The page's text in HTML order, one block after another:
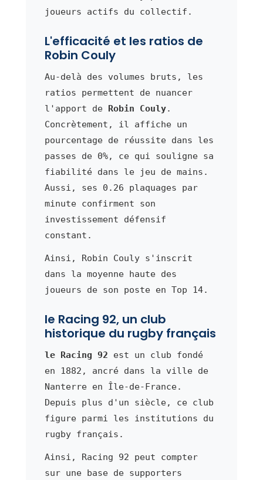
joueurs actifs du collectif.
L'efficacité et les ratios de
Robin Couly
Au-delà des volumes bruts, les
ratios permettent de nuancer
l'apport de Robin Couly.
Concrètement, il affiche un
pourcentage de réussite dans les
passes de 0%, ce qui souligne sa
fiabilité dans le jeu de mains.
Aussi, ses 0.26 plaquages par
minute confirment son
investissement défensif
constant.
Ainsi, Robin Couly s'inscrit
dans la moyenne haute des
joueurs de son poste en Top 14.
le Racing 92, un club
historique du rugby français
le Racing 92 est un club fondé
en 1882, ancré dans la ville de
Nanterre en Île-de-France.
Depuis plus d'un siècle, ce club
figure parmi les institutions du
rugby français.
Ainsi, Racing 92 peut compter
sur une base de supporters